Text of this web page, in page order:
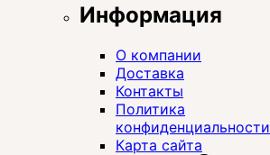
Информация
О компании
Доставка
Контакты
Политика
конфиденциальности
Карта сайта